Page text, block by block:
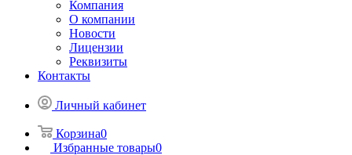
Компания
О компании
Новости
Лицензии
Реквизиты
Контакты
Личный кабинет
Корзина0
Избранные товары0